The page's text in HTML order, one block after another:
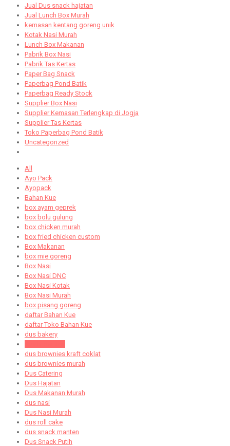
Jual Dus snack hajatan
Jual Lunch Box Murah
kemasan kentang goreng unik
Kotak Nasi Murah
Lunch Box Makanan
Pabrik Box Nasi
Pabrik Tas Kertas
Paper Bag Snack
Paperbag Pond Batik
Paperbag Ready Stock
Supplier Box Nasi
Supplier Kemasan Terlengkap di Jogja
Supplier Tas Kertas
Toko Paperbag Pond Batik
Uncategorized
All
Ayo Pack
Ayopack
Bahan Kue
box ayam geprek
box bolu gulung
box chicken murah
box fried chicken custom
Box Makanan
box mie goreng
Box Nasi
Box Nasi DNC
Box Nasi Kotak
Box Nasi Murah
box pisang goreng
daftar Bahan Kue
daftar Toko Bahan Kue
dus bakery
dus brownies kraft coklat
dus brownies murah
Dus Catering
Dus Hajatan
Dus Makanan Murah
dus nasi
Dus Nasi Murah
dus roll cake
dus snack manten
Dus Snack Putih